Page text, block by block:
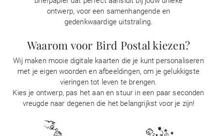
ontwerp, voor een samenhangende en
gedenkwaardige uitstraling.
Waarom voor Bird Postal kiezen?
Wij maken mooie digitale kaarten die je kunt personaliseren
met je eigen woorden en afbeeldingen, om je gelukkigste
vieringen tot leven te brengen.
Kies je ontwerp, pas het aan en stuur in een paar seconden
vreugde naar degenen die het belangrijkst voor je zijn!